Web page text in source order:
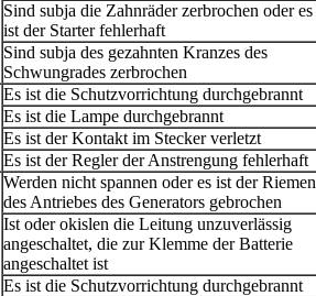
Sind subja die Zahnräder zerbrochen oder es
ist der Starter fehlerhaft
Sind subja des gezahnten Kranzes des
Schwungrades zerbrochen
Es ist die Schutzvorrichtung durchgebrannt
Es ist die Lampe durchgebrannt
Es ist der Kontakt im Stecker verletzt
Es ist der Regler der Anstrengung fehlerhaft
Werden nicht spannen oder es ist der Riemen
des Antriebes des Generators gebrochen
Ist oder okislen die Leitung unzuverlässig
angeschaltet, die zur Klemme der Batterie
angeschaltet ist
Es ist die Schutzvorrichtung durchgebrannt